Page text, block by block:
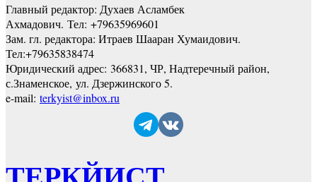
Главный редактор: Духаев Асламбек
Ахмадович. Тел: +79635969601
Зам. гл. редактора: Итраев Шааран Хумаидович.
Тел:+79635838474
Юридический адрес: 366831, ЧР, Надтеречный район,
с.Знаменское, ул. Дзержинского 5.
e-mail: terkyist@inbox.ru